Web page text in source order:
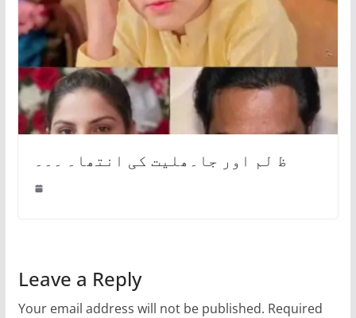
ظ لم اور جا۔ھلیت کی انتھا۔ ۔۔۔
Leave a Reply
Your email address will not be published. Required